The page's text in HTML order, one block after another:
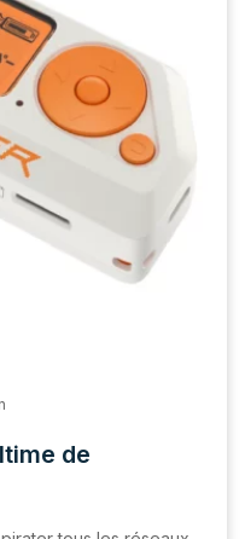
de